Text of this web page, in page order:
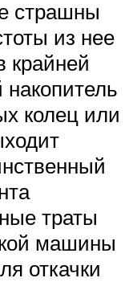
страшны
из нее
крайней
накопитель
колец или
траты
машины
откачки